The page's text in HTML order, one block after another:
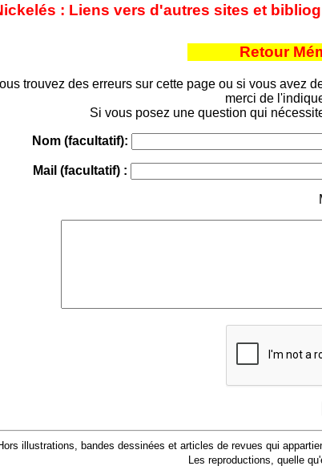
: Liens vers d'autres sites et
Retour
trouvez des erreurs sur cette page ou si vous avez
merci de
Si vous posez une question qui
Nom (facultatif):
Mail (facultatif) :
illustrations, bandes dessinées et articles de revues qui
Les reproductions, quelle